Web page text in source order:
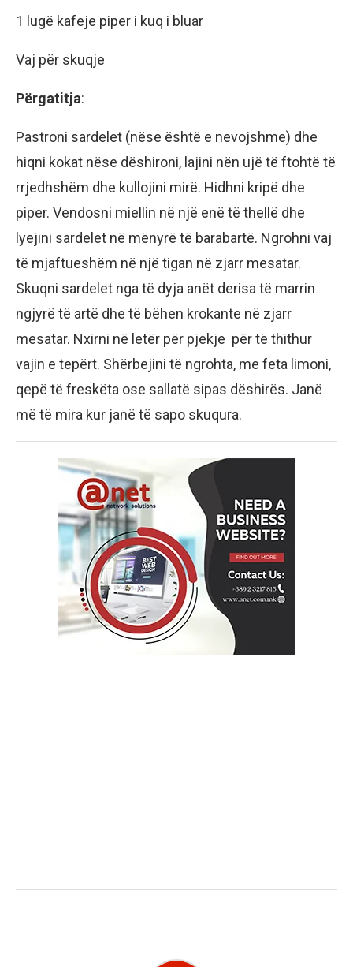
1 lugë kafeje piper i kuq i bluar
Vaj për skuqje
Përgatitja:
Pastroni sardelet (nëse është e nevojshme) dhe
hiqni kokat nëse dëshironi, lajini nën ujë të ftohtë të
rrjedhshëm dhe kullojini mirë. Hidhni kripë dhe
piper. Vendosni miellin në një enë të thellë dhe
lyejini sardelet në mënyrë të barabartë. Ngrohni vaj
të mjaftueshëm në një tigan në zjarr mesatar.
Skuqni sardelet nga të dyja anët derisa të marrin
ngjyrë të artë dhe të bëhen krokante në zjarr
mesatar. Nxirni në letër për pjekje për të thithur
vajin e tepërt. Shërbejini të ngrohta, me feta limoni,
qepë të freskëta ose sallatë sipas dëshirës. Janë
më të mira kur janë të sapo skuqura.